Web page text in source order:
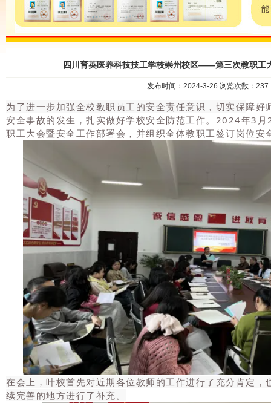
四川育英医养科技技工学校崇州校区——第三次教职工
发布时间：2024-3-26 浏览次数：237
为了进一步加强全校教职员工的安全责任意识，切实保障好
安全事故的发生，扎实做好学校安全防范工作。2024年3
职工大会暨安全工作部署会，并组织全体教职工签订岗位安
在会上，叶校首先对近期各位教师的工作进行了充分肯定，
续完善的地方进行了补充。